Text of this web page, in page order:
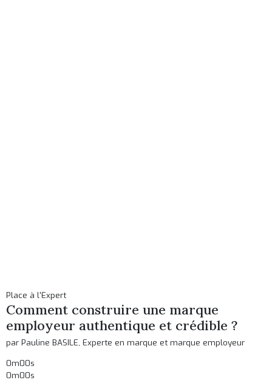
Place à l'Expert
Comment construire une marque
employeur authentique et crédible ?
par Pauline BASILE, Experte en marque et marque employeur
0m00s
0m00s